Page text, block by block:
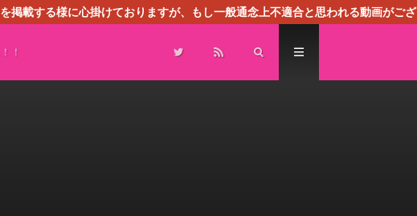
載する様に心掛けておりますが、もし一般通念上不適合と思われる動画がござ
！